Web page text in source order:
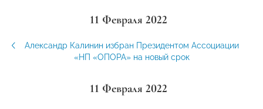
11 Февраля 2022
Александр Калинин избран Президентом Ассоциации
«НП «ОПОРА» на новый срок
11 Февраля 2022